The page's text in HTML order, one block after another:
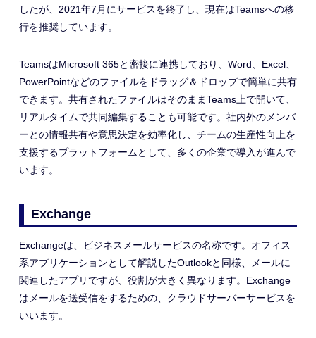
したが、2021年7月にサービスを終了し、現在はTeamsへの移
行を推奨しています。
TeamsはMicrosoft 365と密接に連携しており、Word、Excel、
PowerPointなどのファイルをドラッグ＆ドロップで簡単に共有
できます。共有されたファイルはそのままTeams上で開いて、
リアルタイムで共同編集することも可能です。社内外のメンバ
ーとの情報共有や意思決定を効率化し、チームの生産性向上を
支援するプラットフォームとして、多くの企業で導入が進んで
います。
Exchange
Exchangeは、ビジネスメールサービスの名称です。オフィス
系アプリケーションとして解説したOutlookと同様、メールに
関連したアプリですが、役割が大きく異なります。Exchange
はメールを送受信をするための、 クラウドサーバーサービスを
いいます。